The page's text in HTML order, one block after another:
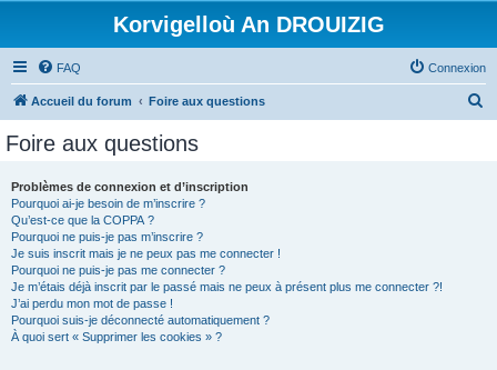
Korvigelloù An DROUIZIG
FAQ Connexion
Accueil du forum Foire aux questions
Foire aux questions
Problèmes de connexion et d’inscription
Pourquoi ai-je besoin de m’inscrire ?
Qu’est-ce que la COPPA ?
Pourquoi ne puis-je pas m’inscrire ?
Je suis inscrit mais je ne peux pas me connecter !
Pourquoi ne puis-je pas me connecter ?
Je m’étais déjà inscrit par le passé mais ne peux à présent plus me connecter ?!
J’ai perdu mon mot de passe !
Pourquoi suis-je déconnecté automatiquement ?
À quoi sert « Supprimer les cookies » ?